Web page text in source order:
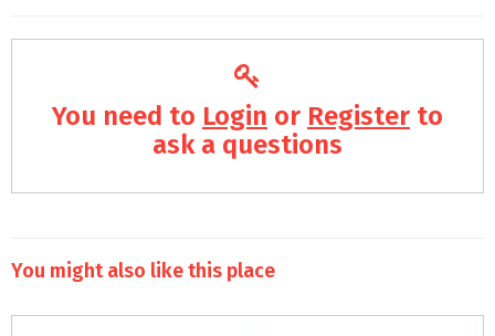
You need to Login or Register to
ask a questions
You might also like this place